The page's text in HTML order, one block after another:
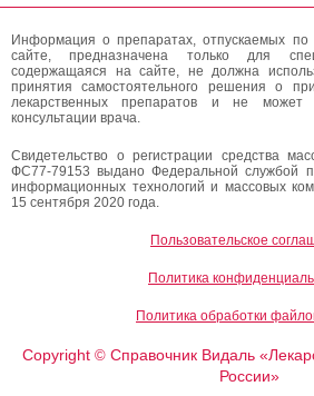
Информация о препаратах, отпускаемых
сайте, предназначена только для
содержащаяся на сайте, не должна
принятия самостоятельного решения о
лекарственных препаратов и не может
консультации врача.
Свидетельство о регистрации средства
ФС77-79153 выдано Федеральной службой
информационных технологий и массовых
15 сентября 2020 года.
Пользовательское
Политика
Политика обработки
Copyright ©Справочник Видаль
России»